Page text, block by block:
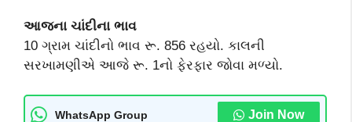
આજના ચાંદીના ભાવ
10 ગ્રામ ચાંદીનો ભાવ રૂ. 856 રહયો. કાલની
સરખામણીએ આજે રૂ. 1નો ફેરફાર જોવા મળ્યો.
WhatsApp Group Join Now